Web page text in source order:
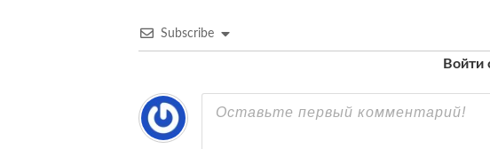
Subscribe
Войти